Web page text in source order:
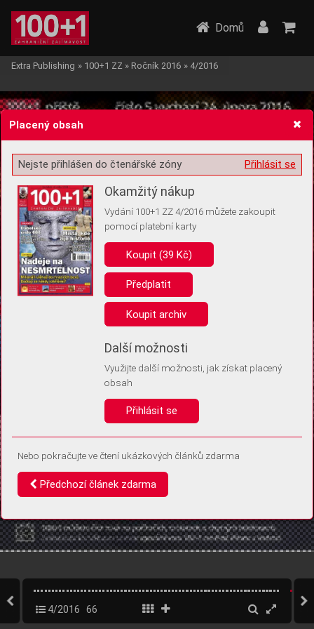
Žádost o souhlas s ukládáním volitelných informací
Pro základní fungování webu nepotřebujeme ukládat žádné informace
(tzv. cookies apod.). Rádi bychom vás ale požádali o souhlas s
uložením volitelných informací:
Anonymní unikátní ID
Díky němu příště poznáme, že se jedná o stejné zařízení, a
Identifikátor je zcela anonymní.
Vaše souhlasy a odmítnutí si ukládáme do vašeho zařízení, abychom se
vás už příště znovu neptali. Můžete je kdykoli později upravit ve Správě
Domů
Extra Publishing » 100+1 ZZ » Ročník 2016 » 4/2016
4/2016 66
Placený obsah
Přihlásit se
Nejste přihlášen do čtenářské zóny
Okamžitý nákup
Vydání 100+1 ZZ 4/2016 můžete zakoupit
pomocí platební karty
Koupit (39 Kč)
Předplatit
Koupit archiv
Další možnosti
Využijte další možnosti, jak získat placený
obsah
Přihlásit se
Nebo pokračujte ve čtení ukázkových článků zdarma
Předchozí článek zdarma